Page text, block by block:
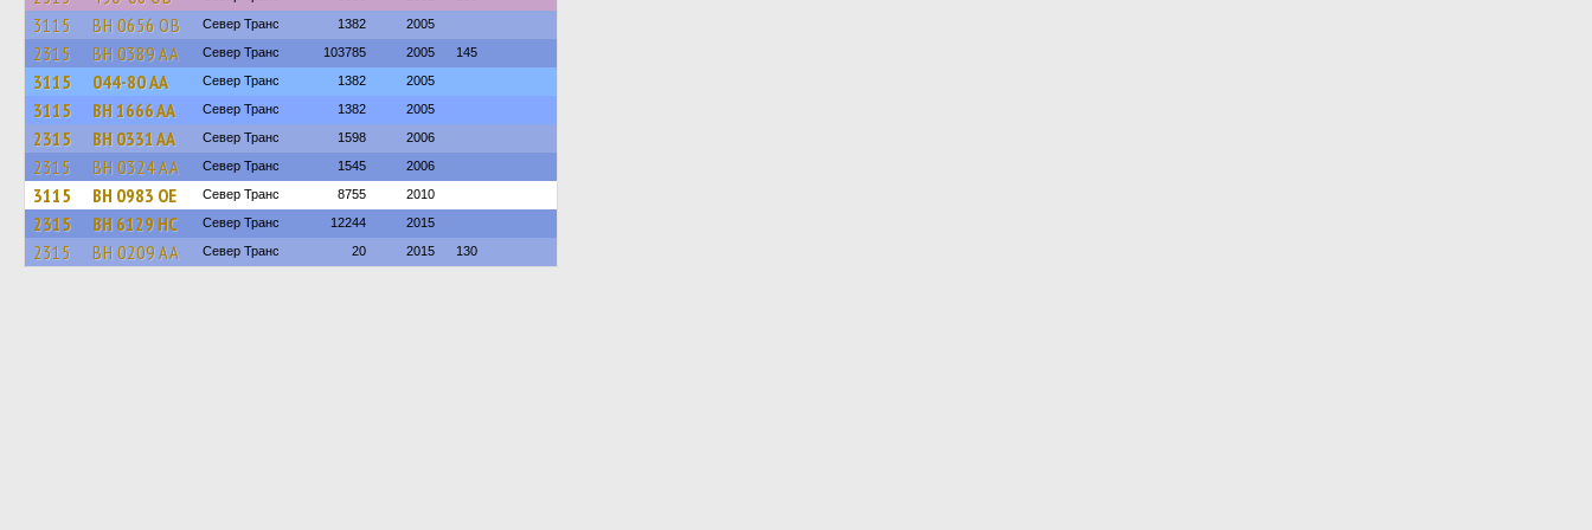
3115 BH 0656 OB Север Транс 1382 2005
2315 BH 0389 AA Север Транс 103785 2005 145
3115 044-80 АА Север Транс 1382 2005
3115 BH 1666 AA Север Транс 1382 2005
2315 BH 0331 AA Север Транс 1598 2006
2315 BH 0324 AA Север Транс 1545 2006
3115 BH 0983 OE Север Транс 8755 2010
2315 BH 6129 HC Север Транс 12244 2015
2315 BH 0209 AA Север Транс 20 2015 130